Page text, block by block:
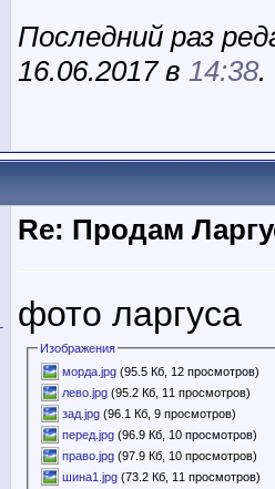
Последний раз
16.06.2017 в 14:38.
Re: Продам
фото ларгуса
Изображения
морда.jpg (95.5 Кб, 12 просмотров)
лево.jpg (95.2 Кб, 11 просмотров)
зад.jpg (96.1 Кб, 9 просмотров)
перед.jpg (96.9 Кб, 10 просмотров)
право.jpg (97.9 Кб, 10 просмотров)
шина1.jpg (73.2 Кб, 11 просмотров)